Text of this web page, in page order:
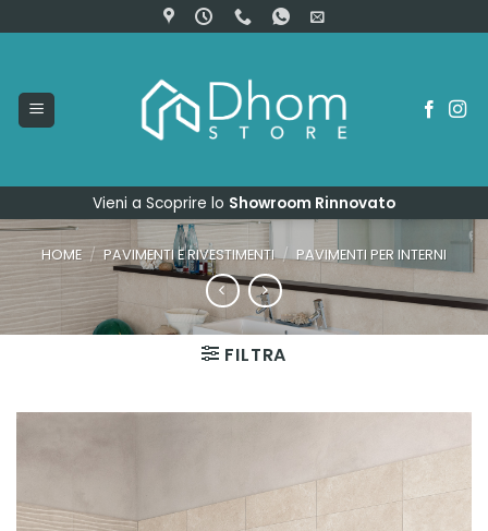
ai
Vieni a Scoprire lo Showroom Rinnovato
HOME / PAVIMENTI E RIVESTIMENTI / PAVIMENTI PER INTERNI
FILTRA